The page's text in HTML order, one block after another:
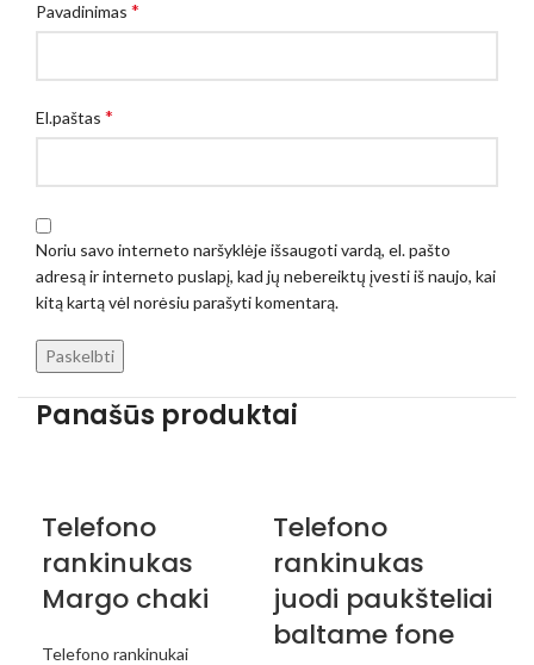
Pavadinimas *
El.paštas *
Noriu savo interneto naršyklėje išsaugoti vardą, el. pašto
adresą ir interneto puslapį, kad jų nebereiktų įvesti iš naujo, kai
kitą kartą vėl norėsiu parašyti komentarą.
Panašūs produktai
Telefono
rankinukas
Margo chaki
Telefono rankinukai
Telefono
rankinukas
juodi paukšteliai
baltame fone